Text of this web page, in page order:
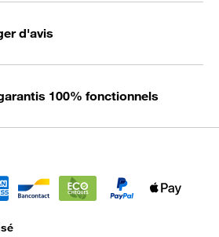
d'avis
100% fonctionnels